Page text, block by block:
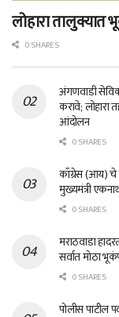
लोहारा तालुक्यात
0 SHARES
अंगणवाडी
करावे; लोहारा
आंदोलन
0 SHARES
काँग्रेस (आय) चे
मुख्यमंत्री
0 SHARES
मराठवाडा
सर्वात मोठा
0 SHARES
पोलीस पाटील